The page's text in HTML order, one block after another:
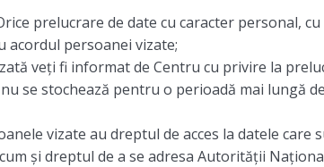
prelucrare de date cu caracter personal,
acordul persoanei vizate;
veți fi informat de Centru cu privire la
se stochează pentru o perioadă mai lungă
vizate au dreptul de acces la datele
şi dreptul de a se adresa Autorităţii